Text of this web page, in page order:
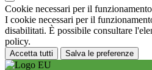
Cookie necessari per il funzionamento
I cookie necessari per il
disabilitati. È possibile consultare
policy.
Accetta tutti Salva le preferenze